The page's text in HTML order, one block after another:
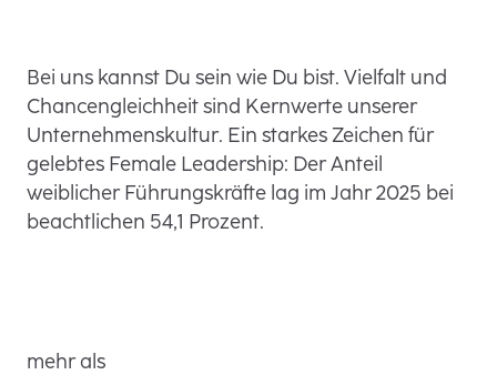
Bei uns kannst Du sein wie Du bist. Vielfalt und
Chancengleichheit sind Kernwerte unserer
Unternehmenskultur. Ein starkes Zeichen für
gelebtes Female Leadership: Der Anteil
weiblicher Führungskräfte lag im Jahr 2025 bei
beachtlichen 54,1 Prozent.
mehr als